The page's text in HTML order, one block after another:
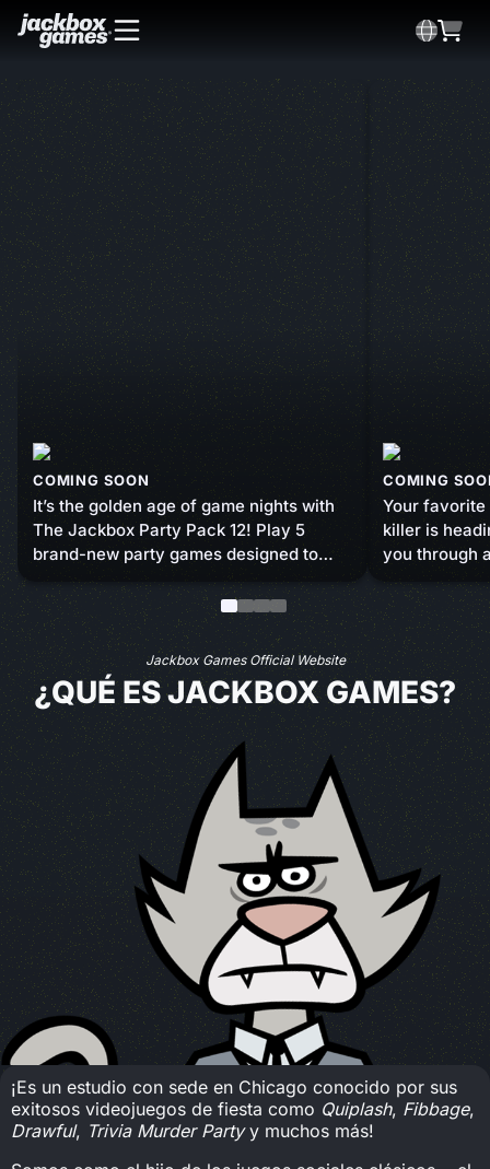
COMING SOON
It’s the golden age of game nights with
The Jackbox Party Pack 12! Play 5
brand-new party games designed to
turn your standard bash into a
sidesplitting blast. You bring the friends,
we’ll bring the fun. Coming this fall to
screens near you!
COMING
Your
killer is
you through
minigames
answering
in luck and
sabotage
to survive
Jackbox Games Official Website
¿QUÉ ES JACKBOX GAMES?
¡Es un estudio con sede en Chicago conocido por sus
exitosos videojuegos de fiesta como Quiplash, Fibbage,
Drawful, Trivia Murder Partyy muchos más!